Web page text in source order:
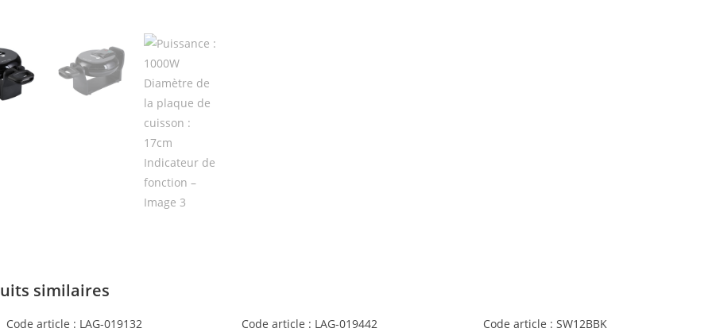
similaires
Code article : LAG-019132 Code article : LAG-019442 Code article : SW12BBK